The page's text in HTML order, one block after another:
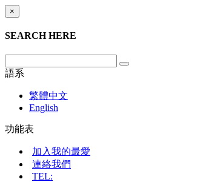
×
SEARCH HERE
語系
繁體中文
English
功能表
加入我的最愛
連絡我們
TEL: